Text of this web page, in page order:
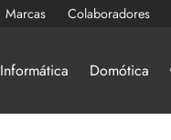
Marcas Colaboradores
Informática Domótica